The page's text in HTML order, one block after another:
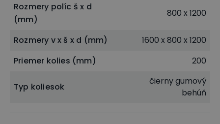
Rozmery políc š x d
(mm)
800 x 1200
Rozmery v x š x d (mm)
1600 x 800 x 1200
Priemer kolies (mm)
200
Typ koliesok
čierny gumový
behúň